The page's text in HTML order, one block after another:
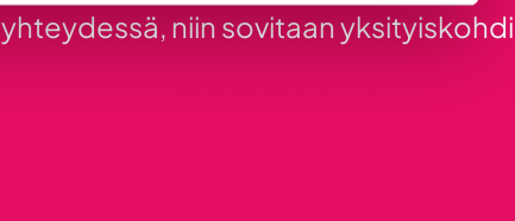
yhteydessä, niin sovitaan